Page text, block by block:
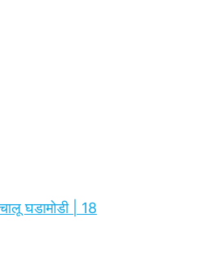
घडामोडी | 18